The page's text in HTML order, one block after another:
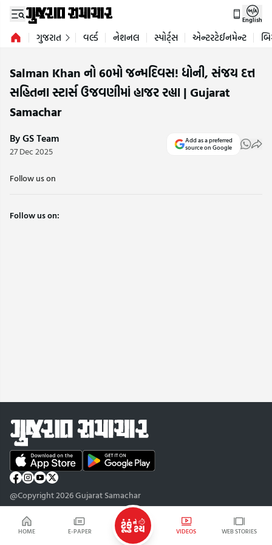
HOME E-PAPER VIDEOS WEB STORIES
English
ગુજરાત વર્લ્ડ નેશનલ સ્પોર્ટ્સ એન્ટરટેઈનમેન્ટ
Salman Khan નો 60મો જન્મદિવસ! ધોની, સંજય દત્ત
સહિતના સ્ટાર્સ ઉજવણીમાં હાજર રહ્યા | Gujarat
Samachar
By GS Team
27 Dec 2025
Add as a preferred
source on Google
Follow us on
Follow us on:
@Copyright 2026 Gujarat Samachar